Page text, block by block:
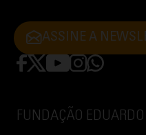
ASSINE A
FUNDAÇÃO